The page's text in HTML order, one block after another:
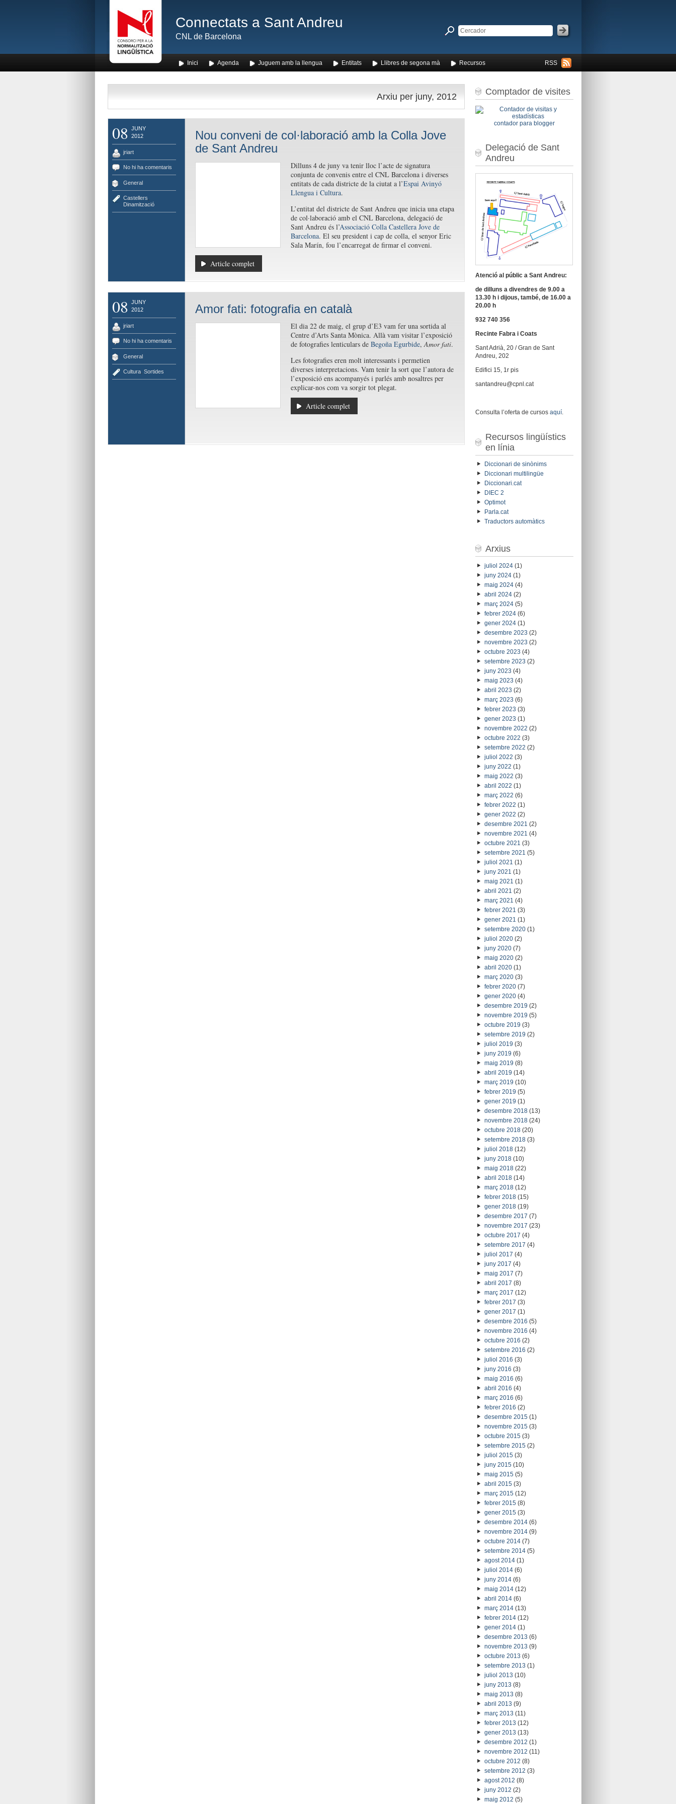
Connectats a Sant Andreu
CNL de Barcelona
RSS
Inici Agenda Juguem amb la llengua Entitats Llibres de segona mà Recursos
Arxiu per juny, 2012
08
JUNY
2012
jriart
No hi ha comentaris
General
Castellers
Dinamització
Nou conveni de col·laboració amb la Colla Jove
de Sant Andreu
Dilluns 4 de juny va tenir lloc l’acte de signatura
conjunta de convenis entre el CNL Barcelona i diverses
entitats de cada districte de la ciutat a l’Espai Avinyó
Llengua i Cultura.
L’entitat del districte de Sant Andreu que inicia una etapa
de col·laboració amb el CNL Barcelona, delegació de
Sant Andreu és l’Associació Colla Castellera Jove de
Barcelona. El seu president i cap de colla, el senyor Eric
Sala Marín, fou l’encarregat de firmar el conveni.
Article complet
08
JUNY
2012
jriart
No hi ha comentaris
General
Cultura, Sortides
Amor fati: fotografia en català
El dia 22 de maig, el grup d’E3 vam fer una sortida al
Centre d’Arts Santa Mònica. Allà vam visitar l’exposició
de fotografies lenticulars de Begoña Egurbide,Amor fati.
Les fotografies eren molt interessants i permetien
diverses interpretacions. Vam tenir la sort que l’autora de
l’exposició ens acompanyés i parlés amb nosaltres per
explicar-nos com va sorgir tot plegat.
Article complet
Comptador de visites
contador para blogger
Delegació de Sant
Andreu
Atenció al públic a Sant Andreu:
de dilluns a divendres de 9.00 a
13.30 h i dijous, també, de 16.00 a
20.00 h
932 740 356
Recinte Fabra i Coats
Sant Adrià, 20 / Gran de Sant
Andreu, 202
Edifici 15, 1r pis
santandreu@cpnl.cat
Consulta l’oferta de cursos aquí.
Recursos lingüístics
en línia
Diccionari de sinònims
Diccionari multilingüe
Diccionari.cat
DIEC 2
Optimot
Parla.cat
Traductors automàtics
Arxius
juliol 2024(1)
juny 2024(1)
maig 2024(4)
abril 2024(2)
març 2024(5)
febrer 2024(6)
gener 2024(1)
desembre 2023 (2)
novembre 2023 (2)
octubre 2023 (4)
setembre 2023 (2)
juny 2023 (4)
maig 2023 (4)
abril 2023 (2)
març 2023 (6)
febrer 2023 (3)
gener 2023 (1)
novembre 2022 (2)
octubre 2022 (3)
setembre 2022 (2)
juliol 2022 (3)
juny 2022 (1)
maig 2022 (3)
abril 2022 (1)
març 2022 (6)
febrer 2022 (1)
gener 2022 (2)
desembre 2021 (2)
novembre 2021 (4)
octubre 2021 (3)
setembre 2021 (5)
juliol 2021 (1)
juny 2021 (1)
maig 2021 (1)
abril 2021 (2)
març 2021 (4)
febrer 2021 (3)
gener 2021 (1)
setembre 2020(1)
juliol 2020(2)
juny 2020(7)
maig 2020(2)
abril 2020(1)
març 2020(3)
febrer 2020(7)
gener 2020(4)
desembre 2019 (2)
novembre 2019 (5)
octubre 2019 (3)
setembre 2019 (2)
juliol 2019 (3)
juny 2019 (6)
maig 2019 (8)
abril 2019 (14)
març 2019 (10)
febrer 2019 (5)
gener 2019 (1)
desembre 2018(13)
novembre 2018(24)
octubre 2018(20)
setembre 2018(3)
juliol 2018(12)
juny 2018(10)
maig 2018(22)
abril 2018(14)
març 2018(12)
febrer 2018(15)
gener 2018(19)
desembre 2017 (7)
novembre 2017 (23)
octubre 2017 (4)
setembre 2017 (4)
juliol 2017 (4)
juny 2017 (4)
maig 2017 (7)
abril 2017 (8)
març 2017 (12)
febrer 2017 (3)
gener 2017 (1)
desembre 2016 (5)
novembre 2016 (4)
octubre 2016 (2)
setembre 2016 (2)
juliol 2016 (3)
juny 2016 (3)
maig 2016 (6)
abril 2016 (4)
març 2016 (6)
febrer 2016 (2)
desembre 2015(1)
novembre 2015(3)
octubre 2015(3)
setembre 2015(2)
juliol 2015(3)
juny 2015(10)
maig 2015(5)
abril 2015(3)
març 2015(12)
febrer 2015(8)
gener 2015(3)
desembre 2014(6)
novembre 2014(9)
octubre 2014(7)
setembre 2014(5)
agost 2014(1)
juliol 2014(6)
juny 2014(6)
maig 2014(12)
abril 2014(6)
març 2014(13)
febrer 2014(12)
gener 2014(1)
desembre 2013 (6)
novembre 2013 (9)
octubre 2013 (6)
setembre 2013 (1)
juliol 2013 (10)
juny 2013 (8)
maig 2013 (8)
abril 2013 (9)
març 2013 (11)
febrer 2013 (12)
gener 2013 (13)
desembre 2012 (1)
novembre 2012 (11)
octubre 2012 (8)
setembre 2012 (3)
agost 2012 (8)
juny 2012 (2)
maig 2012 (5)